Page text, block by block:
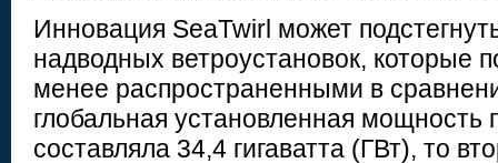
Инновация SeaTwirl может
надводных ветроустановок, которые
менее распространенными в
глобальная установленная мощность
составляла 34,4 гигаватта (ГВт), то